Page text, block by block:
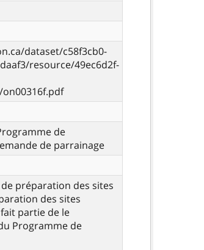
dataset/c58f3cb0-
resource/49ec6d2f-
de
de parrainage
préparation des sites
des sites
partie de le
Programme de